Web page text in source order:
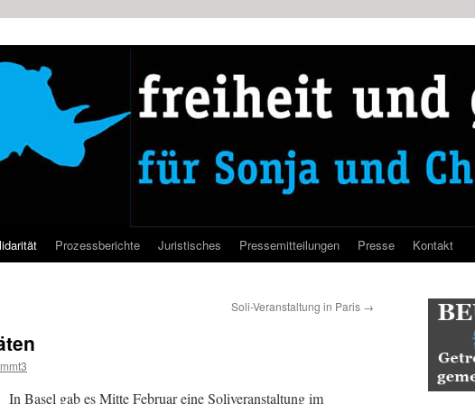
Prozessberichte Juristisches Pressemitteilungen Presse Kontakt
Soli-Veranstaltung in Paris →
In Basel gab es Mitte Februar eine Soliveranstaltung im